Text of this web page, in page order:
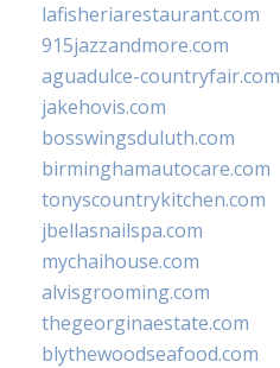
lafisheriarestaurant.com
915jazzandmore.com
aguadulce-countryfair.com
jakehovis.com
bosswingsduluth.com
birminghamautocare.com
tonyscountrykitchen.com
jbellasnailspa.com
mychaihouse.com
alvisgrooming.com
thegeorginaestate.com
blythewoodseafood.com